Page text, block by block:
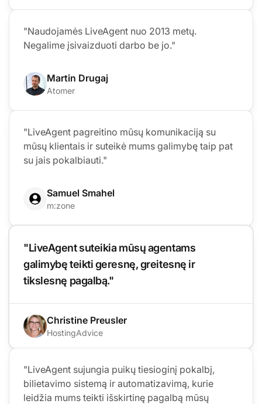
"Naudojamės LiveAgent nuo 2013 metų.
Negalime įsivaizduoti darbo be jo."
Martin Drugaj
Atomer
"LiveAgent pagreitino mūsų komunikaciją su
mūsų klientais ir suteikė mums galimybę taip pat
su jais pokalbiauti."
Samuel Smahel
m:zone
"LiveAgent suteikia mūsų agentams
galimybę teikti geresnę, greitesnę ir
tikslesnę pagalbą."
Christine Preusler
HostingAdvice
"LiveAgent sujungia puikų tiesioginį pokalbį,
bilietavimo sistemą ir automatizavimą, kurie
leidžia mums teikti išskirtinę pagalbą mūsų